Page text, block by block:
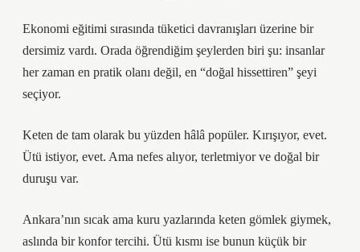
Ekonomi eğitimi sırasında tüketici davranışları üzerine bir
dersimiz vardı. Orada öğrendiğim şeylerden biri şu: insanlar
her zaman en pratik olanı değil, en “doğal hissettiren” şeyi
seçiyor.
Keten de tam olarak bu yüzden hâlâ popüler. Kırışıyor, evet.
Ütü istiyor, evet. Ama nefes alıyor, terletmiyor ve doğal bir
duruşu var.
Ankara’nın sıcak ama kuru yazlarında keten gömlek giymek,
aslında bir konfor tercihi. Ütü kısmı ise bunun küçük bir